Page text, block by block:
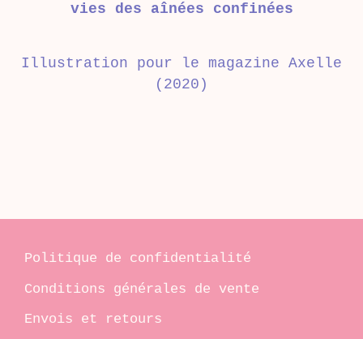
vies des aînées confinées
Illustration pour le magazine Axelle
(2020)
Politique de confidentialité
Conditions générales de vente
Envois et retours